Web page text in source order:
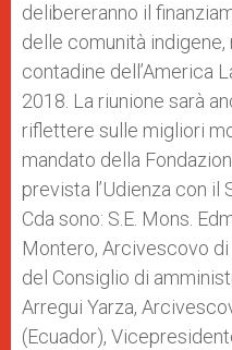
delibereranno il
delle comunità
contadine dell’America
2018. La riunione sarà
riflettere sulle migliori
mandato della
prevista l’Udienza con il
Cda sono: S.E. Mons.
Montero, Arcivescovo
del Consiglio di
Arregui Yarza,
(Ecuador),